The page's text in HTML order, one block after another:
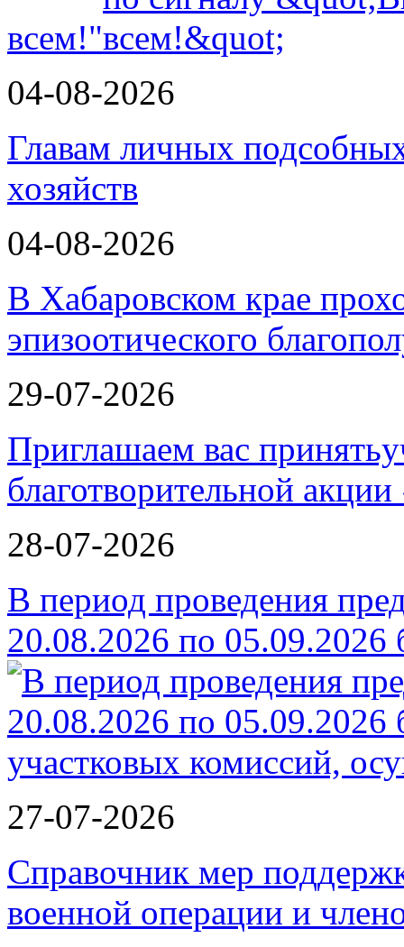
всем!"
04-08-2026
Главам личных
хозяйств
04-08-2026
В Хабаровском крае
эпизоотического
29-07-2026
Приглашаем вас
благотворительной
28-07-2026
В период проведения
20.08.2026 по 05.09.2026
27-07-2026
Справочник мер
военной операции и